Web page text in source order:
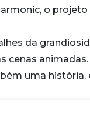
o
da
cenas
uma história,